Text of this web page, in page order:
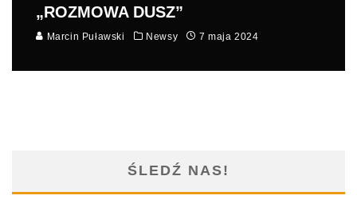
„ROZMOWA DUSZ”
Marcin Puławski Newsy 7 maja 2024
ŚLEDŹ NAS!